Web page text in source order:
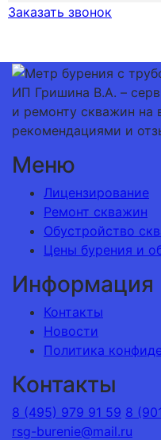
Заказать звонок
ИП Гришина В.А. –
и ремонту скважин
рекомендациями и
Меню
Лицензирование
Ремонт скважин
Обустройство
Цены бурения и
Информация
Контакты
Новости
Политика
Контакты
8 (495) 979 91 59 8
rsg-burenie@mail.ru